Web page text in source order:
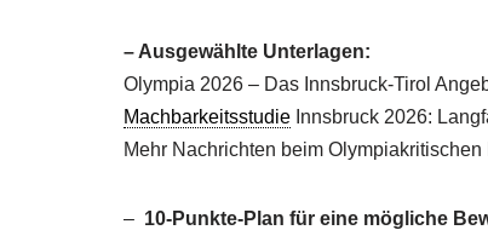
– Ausgewählte Unterlagen:
Olympia 2026 – Das Innsbruck-Tirol
Machbarkeitsstudie Innsbruck 2026:
Mehr Nachrichten beim
– 10-Punkte-Plan für eine mögliche